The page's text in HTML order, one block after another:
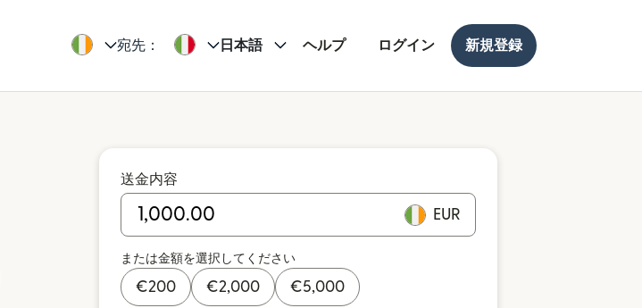
宛先： 日本語 ヘルプ ログイン 新規登録
送金内容
EUR
または金額を選択してください
€200 €2,000 €5,000